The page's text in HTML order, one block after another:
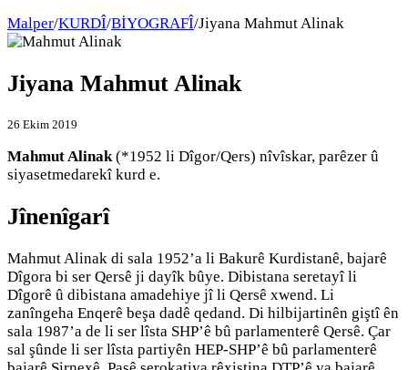
Malper/KURDÎ/BİYOGRAFÎ/Jiyana Mahmut Alinak
Jiyana Mahmut Alinak
26 Ekim 2019
Mahmut Alinak (*1952 li Dîgor/Qers) nîvîskar, parêzer û
siyasetmedarekî kurd e.
Jînenîgarî
Mahmut Alinak di sala 1952’a li Bakurê Kurdistanê, bajarê
Dîgora bi ser Qersê ji dayîk bûye. Dibistana seretayî li
Dîgorê û dibistana amadehiye jî li Qersê xwend. Li
zanîngeha Enqerê beşa dadê qedand. Di hilbijartinên giştî ên
sala 1987’a de li ser lîsta SHP’ê bû parlamenterê Qersê. Çar
sal şûnde li ser lîsta partiyên HEP-SHP’ê bû parlamenterê